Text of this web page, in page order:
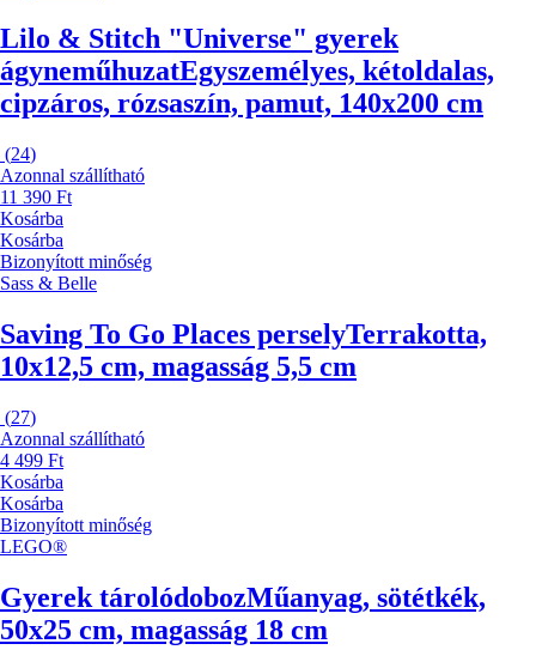
Lilo & Stitch "Universe" gyerek
ágyneműhuzatEgyszemélyes, kétoldalas,
cipzáros, rózsaszín, pamut, 140x200 cm
(24)
Azonnal szállítható
11 390 Ft
Kosárba
Kosárba
Bizonyított minőség
Sass & Belle
Saving To Go Places perselyTerrakotta,
10x12,5 cm, magasság 5,5 cm
(27)
Azonnal szállítható
4 499 Ft
Kosárba
Kosárba
Bizonyított minőség
LEGO®
Gyerek tárolódobozMűanyag, sötétkék,
50x25 cm, magasság 18 cm